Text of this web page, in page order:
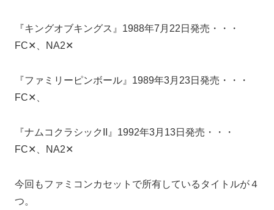
『キングオブキングス』1988年7月22日発売・・・
FC✕、NA2✕
『ファミリーピンボール』1989年3月23日発売・・・
FC✕、
『ナムコクラシックII』1992年3月13日発売・・・
FC✕、NA2✕
今回もファミコンカセットで所有しているタイトルが４
つ。